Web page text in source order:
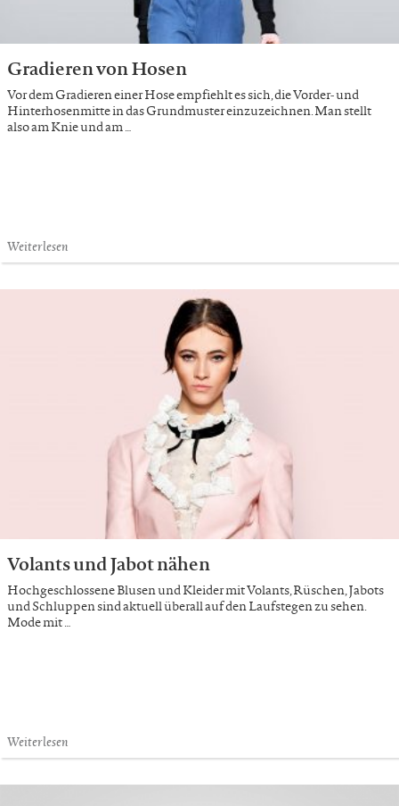
Gradieren von Hosen
Vor dem Gradieren einer Hose empfiehlt es sich, die Vorder- und
Hinterhosenmitte in das Grundmuster einzuzeichnen. Man stellt
also am Knie und am …
Weiterlesen
Volants und Jabot nähen
Hochgeschlossene Blusen und Kleider mit Volants, Rüschen, Jabots
und Schluppen sind aktuell überall auf den Laufstegen zu sehen.
Mode mit …
Weiterlesen